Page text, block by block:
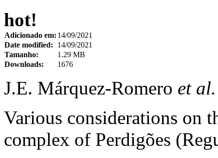
hot!
Adicionado em: 14/09/2021
Date modified:
14/09/2021
Tamanho:
1.29 MB
Downloads:
1676
J.E. Márquez-Romero et al.
Various considerations on
complex of Perdigões